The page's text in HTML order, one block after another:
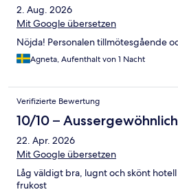
2. Aug. 2026
Mit Google übersetzen
Nöjda! Personalen tillmötesgående
Agneta, Aufenthalt von 1 Nacht
Verifizierte Bewertung
10/10 – Aussergewöhnlich
22. Apr. 2026
Mit Google übersetzen
Låg väldigt bra, lugnt och skönt
frukost